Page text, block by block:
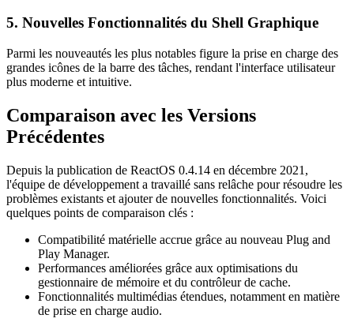
5. Nouvelles Fonctionnalités du Shell Graphique
Parmi les nouveautés les plus notables figure la prise en charge des
grandes icônes de la barre des tâches, rendant l'interface utilisateur
plus moderne et intuitive.
Comparaison avec les Versions
Précédentes
Depuis la publication de ReactOS 0.4.14 en décembre 2021,
l'équipe de développement a travaillé sans relâche pour résoudre les
problèmes existants et ajouter de nouvelles fonctionnalités. Voici
quelques points de comparaison clés :
Compatibilité matérielle accrue grâce au nouveau Plug and
Play Manager.
Performances améliorées grâce aux optimisations du
gestionnaire de mémoire et du contrôleur de cache.
Fonctionnalités multimédias étendues, notamment en matière
de prise en charge audio.